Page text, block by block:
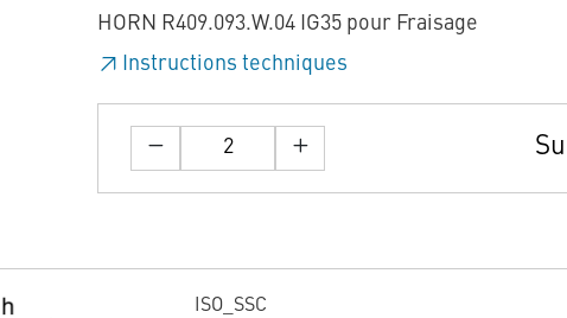
HORN R409.093.W.04 IG35 pour Fraisage
Instructions techniques
ISO_SSC